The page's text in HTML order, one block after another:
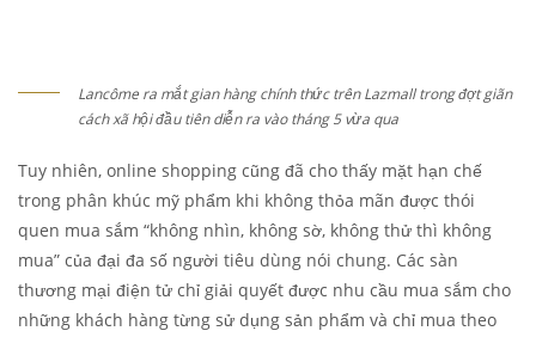
Lancôme ra mắt gian hàng chính thức trên Lazmall trong đợt giãn
cách xã hội đầu tiên diễn ra vào tháng 5 vừa qua
Tuy nhiên, online shopping cũng đã cho thấy mặt hạn chế
trong phân khúc mỹ phẩm khi không thỏa mãn được thói
quen mua sắm “không nhìn, không sờ, không thử thì không
mua” của đại đa số người tiêu dùng nói chung. Các sàn
thương mại điện tử chỉ giải quyết được nhu cầu mua sắm cho
những khách hàng từng sử dụng sản phẩm và chỉ mua theo